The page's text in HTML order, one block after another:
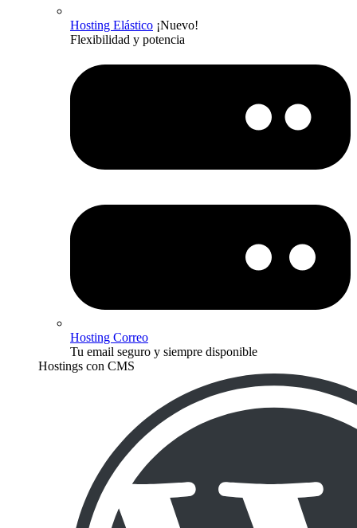
Hosting Elástico ¡Nuevo!
Flexibilidad y potencia
Hosting Correo
Tu email seguro y siempre disponible
Hostings con CMS